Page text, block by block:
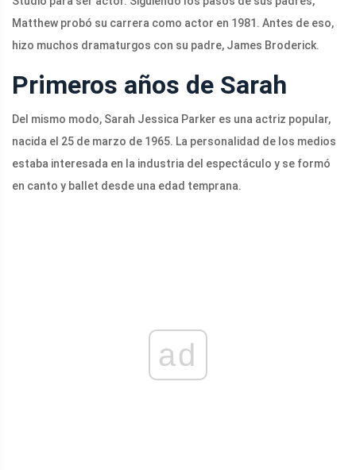
Matthew probó su carrera como actor en 1981. Antes de eso,
hizo muchos dramaturgos con su padre, James Broderick.
Primeros años de Sarah
Del mismo modo, Sarah Jessica Parker es una actriz popular,
nacida el 25 de marzo de 1965. La personalidad de los medios
estaba interesada en la industria del espectáculo y se formó
en canto y ballet desde una edad temprana.
ad